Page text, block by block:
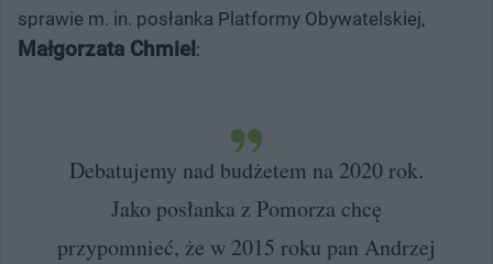
sprawie m. in. posłanka Platformy Obywatelskiej,
Małgorzata Chmiel :
Debatujemy nad budżetem na 2020 rok.
Jako posłanka z Pomorza chcę
przypomnieć, że w 2015 roku pan Andrzej